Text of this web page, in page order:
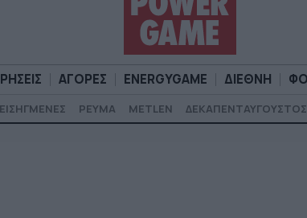
ΑΓΟΡΕΣ ENERGYGAME ΔΙΕΘΝΗ
ΕΙΣΗΓΜΕΝΕΣ ΡΕΥΜΑ METLEN ΔΕΚΑΠΕΝΤΑΥΓΟΥΣΤΟΣ